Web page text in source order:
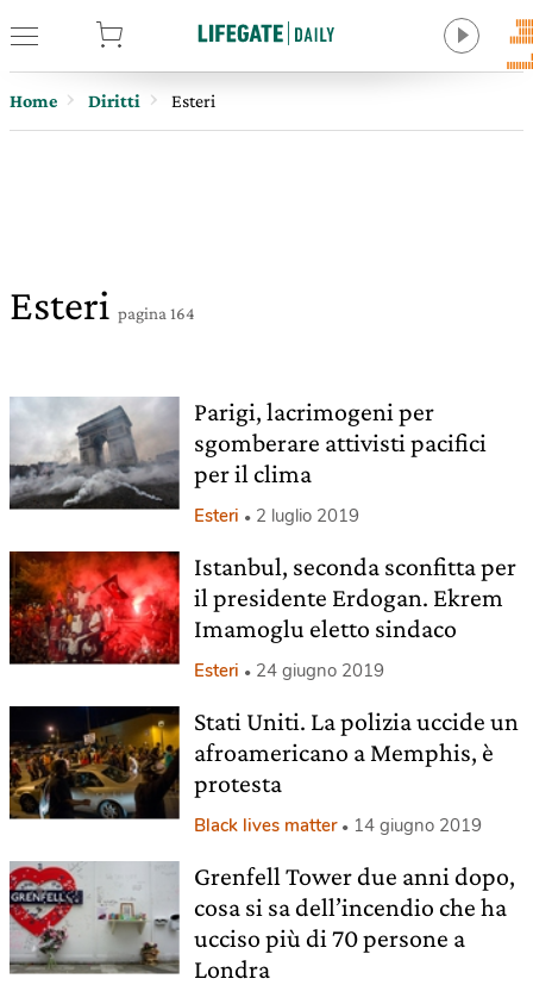
Home Diritti Esteri
Esteri pagina 164
Parigi, lacrimogeni per
sgomberare attivisti pacifici
per il clima
Esteri 2 luglio 2019
Istanbul, seconda sconfitta per
il presidente Erdogan. Ekrem
Imamoglu eletto sindaco
Esteri 24 giugno 2019
Stati Uniti. La polizia uccide un
afroamericano a Memphis, è
protesta
Black lives matter 14 giugno 2019
Grenfell Tower due anni dopo,
cosa si sa dell’incendio che ha
ucciso più di 70 persone a
Londra